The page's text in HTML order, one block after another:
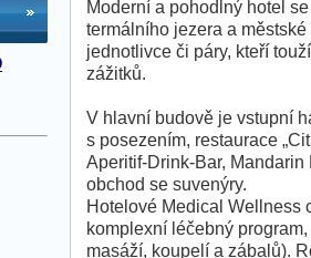
Moderní a pohodlný hotel
termálního jezera a
jednotlivce či páry, kteří
zážitků.
V hlavní budově je vstupní
s posezením, restaurace
Aperitif-Drink-Bar,
obchod se suvenýry.
Hotelové Medical Wellness
komplexní léčebný
masáží, koupelí a zábalů).